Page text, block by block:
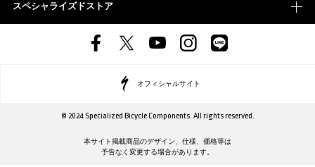
スペシャライズドストア
オフィシャルサイト
© 2024 Specialized Bicycle Components. All rights reserved.
本サイト掲載商品のデザイン、仕様、価格等は
予告なく変更する場合があります。